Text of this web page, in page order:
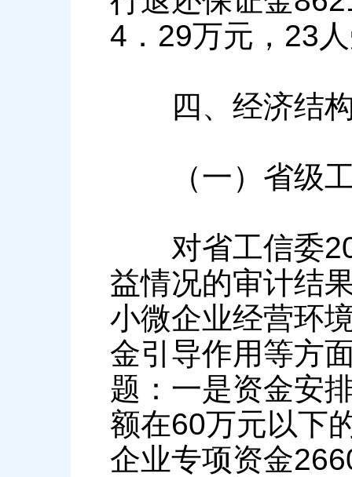
4．29万元，23
四、经济结构
（一）省级工
对省工信委
益情况的审计结
小微企业经营环
金引导作用等方
题：一是资金安
额在60万元以下
企业专项资金